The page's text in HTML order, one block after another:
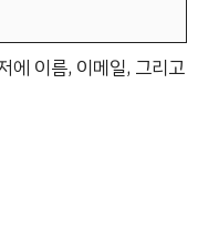
에 이름, 이메일, 그리고